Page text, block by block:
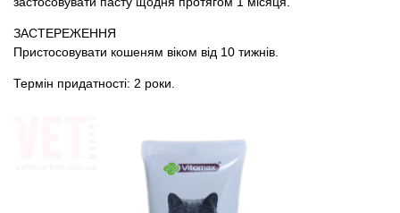
ЗАСТЕРЕЖЕННЯ
Пристосовувати кошеням віком від 10 тижнів.
Термін придатності: 2 роки.